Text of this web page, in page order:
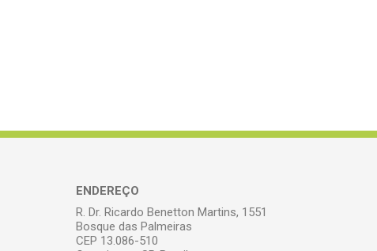
ENDEREÇO
R. Dr. Ricardo Benetton Martins, 1551
Bosque das Palmeiras
CEP 13.086-510